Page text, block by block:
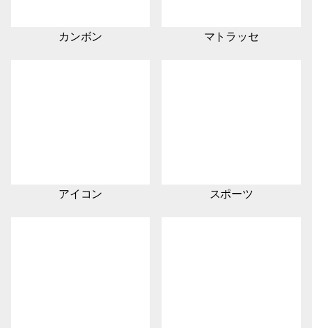
カンボン マトラッセ
アイコン スポーツ